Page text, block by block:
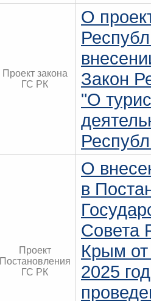
Проект закона
ГС РК
О
Закон
"О
Проект
Постановления
ГС РК
О
в
Совета
Крым
2025